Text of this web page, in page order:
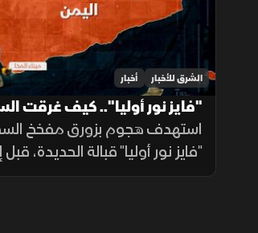
الشرق للأخبار أخبار
"فايز نور أوليا".. كيف غرقت
الهندية؟
استهدف هجوم بزورق مفخخ
"فايز نور أوليا" قبالة الحديدة،
ونقلهم إلى ميناء المخا، في